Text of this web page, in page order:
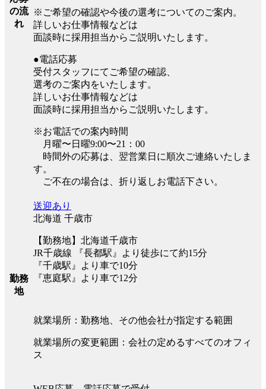
の流
れ
※ご希望の確認や今後の選考についてのご案内。
詳しいお仕事情報などは
面談時に採用担当からご説明いたします。
●電話応募
受付スタッフにてご希望の確認、
選考のご案内をいたします。
詳しいお仕事情報などは
面談時に採用担当からご説明いたします。
※お電話での案内時間
月曜〜日曜9:00〜21：00
時間外の応募は、翌営業日に順次ご連絡いたしま
す。
ご不在の場合は、折り返しお電話下さい。
勤務
地
送迎あり
北海道 千歳市
【勤務地】北海道千歳市
JR千歳線 『長都駅』より徒歩にて約15分
『千歳駅』より車で10分
『恵庭駅』より車で12分
就業場所：勤務地、その他会社が指定する範囲
就業場所の変更範囲：会社の定めるすべてのオフィ
ス